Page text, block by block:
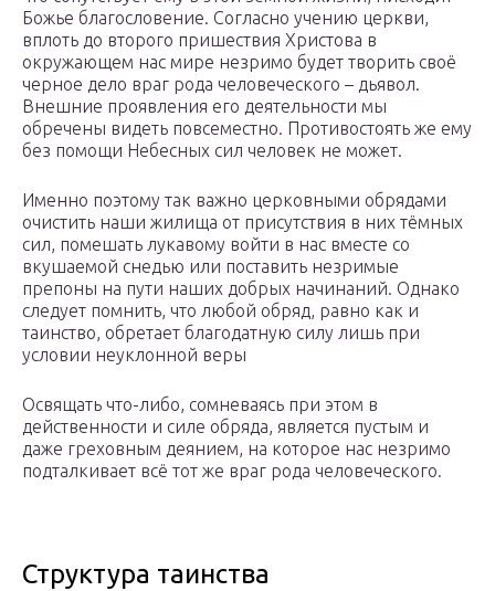
Божье благословение. Согласно учению церкви,
вплоть до второго пришествия Христова в
окружающем нас мире незримо будет творить своё
черное дело враг рода человеческого – дьявол.
Внешние проявления его деятельности мы
обречены видеть повсеместно. Противостоять же ему
без помощи Небесных сил человек не может.
Именно поэтому так важно церковными обрядами
очистить наши жилища от присутствия в них тёмных
сил, помешать лукавому войти в нас вместе со
вкушаемой снедью или поставить незримые
препоны на пути наших добрых начинаний. Однако
следует помнить, что любой обряд, равно как и
таинство, обретает благодатную силу лишь при
условии неуклонной веры
Освящать что-либо, сомневаясь при этом в
действенности и силе обряда, является пустым и
даже греховным деянием, на которое нас незримо
подталкивает всё тот же враг рода человеческого.
Структура таинства